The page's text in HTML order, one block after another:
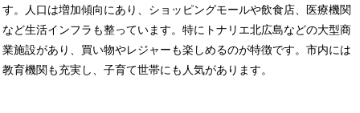
す。人口は増加傾向にあり、ショッピングモールや飲食店、医療機関
など生活インフラも整っています。特にトナリエ北広島などの大型商
業施設があり、買い物やレジャーも楽しめるのが特徴です。市内には
教育機関も充実し、子育て世帯にも人気があります。